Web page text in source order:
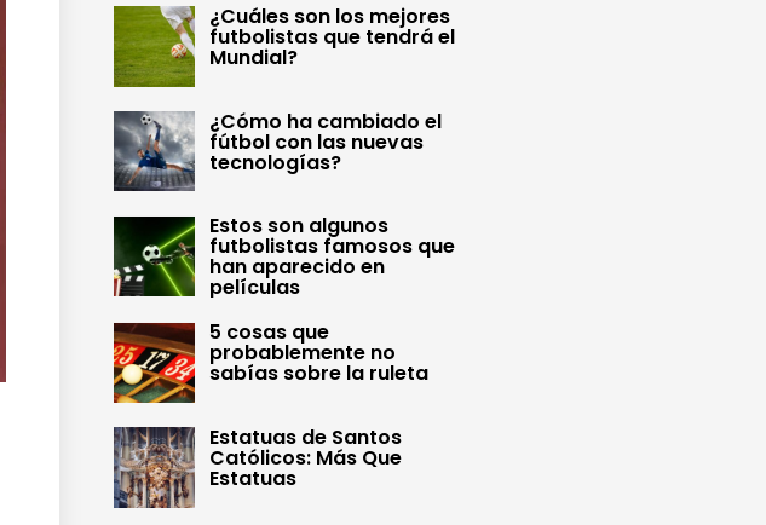
¿Cuáles son los mejores
futbolistas que tendrá el
Mundial?
¿Cómo ha cambiado el
fútbol con las nuevas
tecnologías?
Estos son algunos
futbolistas famosos que
han aparecido en
películas
5 cosas que
probablemente no
sabías sobre la ruleta
Estatuas de Santos
Católicos: Más Que
Estatuas